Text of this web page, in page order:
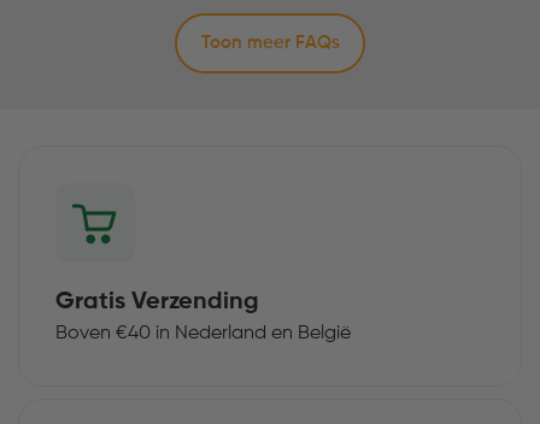
Toon meer FAQs
Gratis Verzending
Boven €40 in Nederland en België